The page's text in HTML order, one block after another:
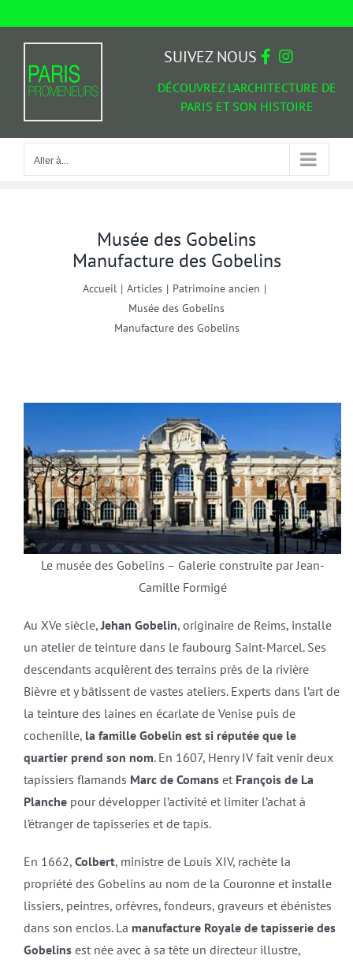
Aller à...
DÉCOUVREZ L'ARCHITECTURE DE
PARIS ET SON HISTOIRE
SUIVEZ NOUS
Aller à...
Musée des Gobelins
Manufacture des Gobelins
Accueil | Articles | Patrimoine ancien |
Musée des Gobelins
Manufacture des Gobelins
Le musée des Gobelins – Galerie construite par Jean-
Camille Formigé
Au XVe siècle,Jehan Gobelin, originaire de Reims, installe
un atelier de teinture dans le faubourg Saint-Marcel. Ses
descendants acquièrent des terrains près de la rivière
Bièvre et y bâtissent de vastes ateliers. Experts dans l’art de
la teinture des laines en écarlate de Venise puis de
cochenille, la famille Gobelin est si réputée que le
quartier prend son nom. En 1607, Henry IV fait venir deux
tapissiers flamands Marc de Comanset François de La
Planchepour développer l’activité et limiter l’achat à
l’étranger de tapisseries et de tapis.
En 1662, Colbert, ministre de Louis XIV, rachète la
propriété des Gobelins au nom de la Couronne et installe
lissiers, peintres, orfèvres, fondeurs, graveurs et ébénistes
dans son enclos. La manufacture Royale de tapisserie des
Gobelinsest née avec à sa tête un directeur illustre,